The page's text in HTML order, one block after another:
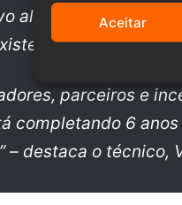
Aceitar
alcançado, para
em nossa
parceiros e
completando 6
– destaca o técnico,